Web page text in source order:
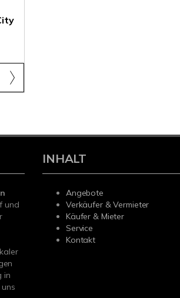
und
in
INHALT
Angebote
Verkäufer & Vermieter
Käufer & Mieter
Service
Kontakt